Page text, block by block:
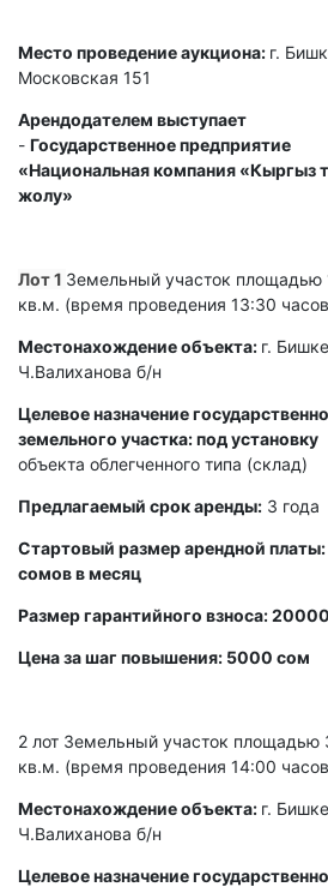
Место проведение аукциона: г.
Московская 151
Арендодателем выступает
- Государственное предприятие
«Национальная компания «Кыргыз
жолу»
Лот 1 Земельный участок площадью
кв.м. (время проведения 13:30
Местонахождение объекта: г.
Ч.Валиханова б/н
Целевое назначение
земельного участка: под установку
объекта облегченного типа (склад)
Предлагаемый срок аренды: 3 года
Стартовый размер арендной платы:
сомов в месяц
Размер гарантийного взноса:
Цена за шаг повышения: 5000 сом
2 лот Земельный участок площадью
кв.м. (время проведения 14:00
Местонахождение объекта: г.
Ч.Валиханова б/н
Целевое назначение